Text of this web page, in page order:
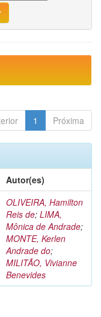
1 Próxima
Autor(es)
OLIVEIRA, Hamilton
Reis de; LIMA,
Mônica de Andrade;
MONTE, Kerlen
Andrade do;
MILITÃO, Vivianne
Benevides